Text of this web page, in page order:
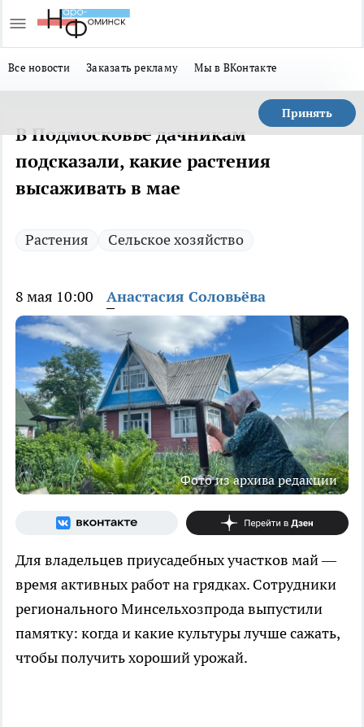
Все новости Заказать рекламу Мы в ВКонтакте
Принять
В Подмосковье дачникам
подсказали, какие растения
высаживать в мае
Растения Сельское хозяйство
8 мая 10:00 Анастасия Соловьёва
Фото из архива редакции
Для владельцев приусадебных участков май —
время активных работ на грядках. Сотрудники
регионального Минсельхозпрода выпустили
памятку: когда и какие культуры лучше сажать,
чтобы получить хороший урожай.